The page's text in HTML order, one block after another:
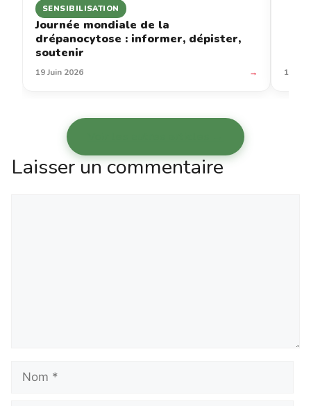
SENSIBILISATION
Journée mondiale de la
drépanocytose : informer, dépister,
soutenir
19 Juin 2026 → 12
Laisser un commentaire